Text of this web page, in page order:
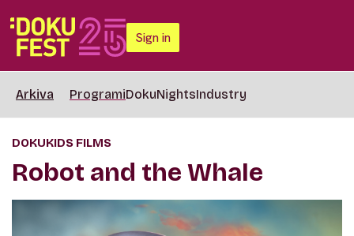
Sign in
Arkiva ProgramiDokuNightsIndustry
DOKUKIDS FILMS
Robot and the Whale